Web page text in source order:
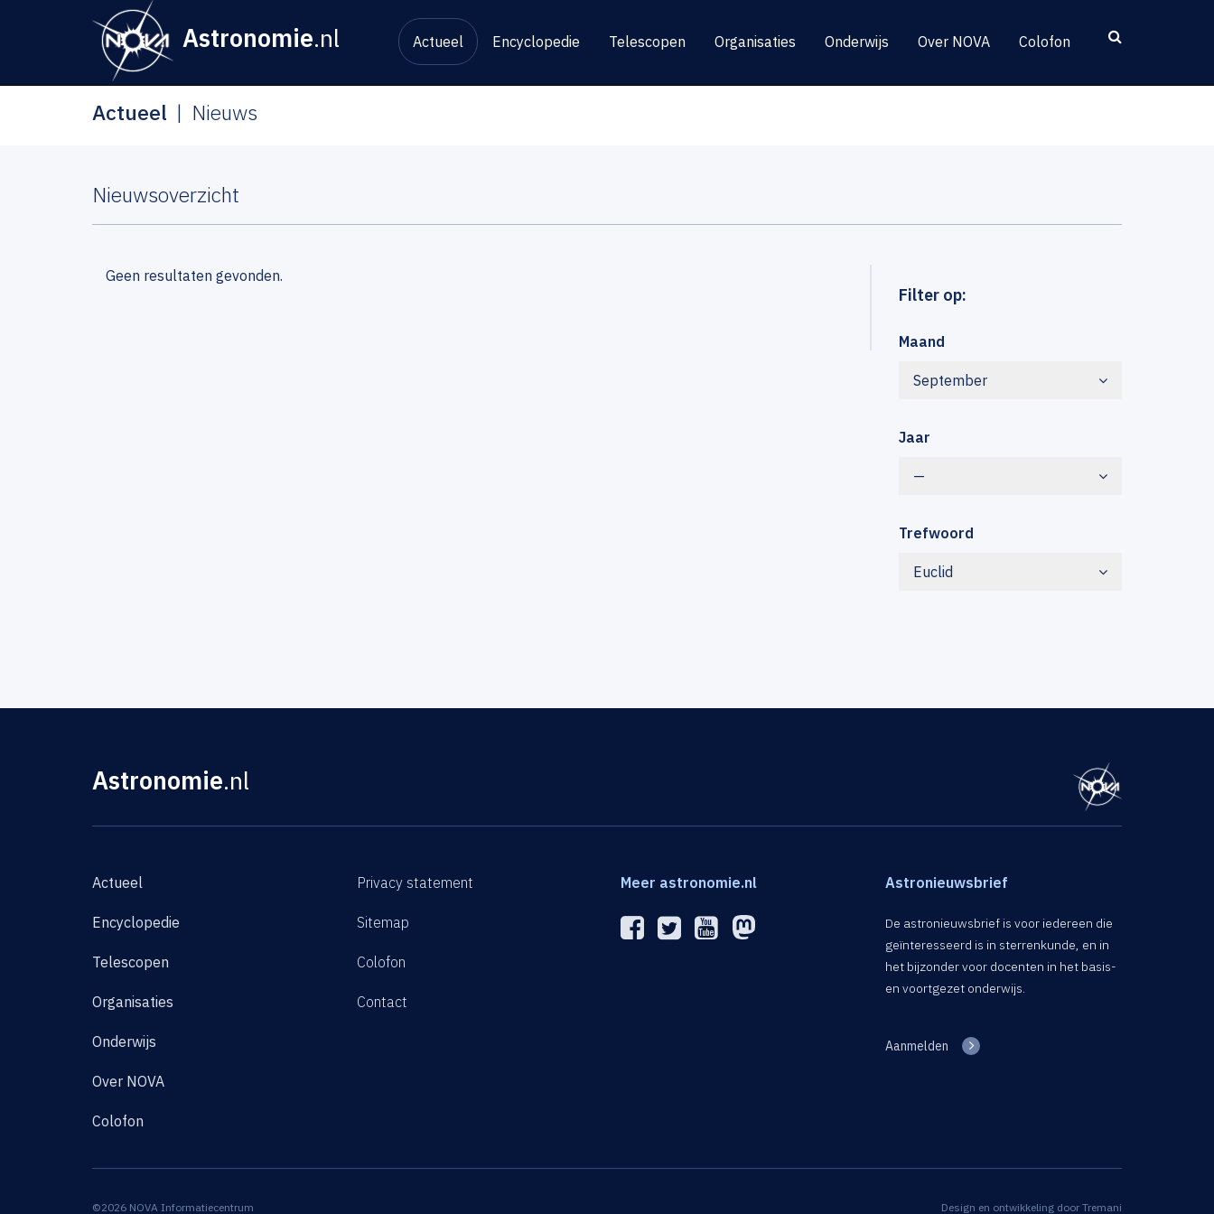
Astronomie.nl Actueel Encyclopedie Telescopen Organisaties Onderwijs Over NOVA Colofon
Actueel Nieuws
Nieuwsoverzicht
Filter op:
Maand
September
Jaar
—
Trefwoord
Euclid
Geen resultaten gevonden.
Astronomie.nl
Actueel
Encyclopedie
Telescopen
Organisaties
Onderwijs
Over NOVA
Colofon
Privacy statement
Sitemap
Colofon
Contact
Meer astronomie.nl Astronieuwsbrief
De astronieuwsbrief is voor iedereen die
geïnteresseerd is in sterrenkunde, en in
het bijzonder voor docenten in het basis-
en voortgezet onderwijs.
Aanmelden
©2026 NOVA Informatiecentrum Design en ontwikkeling door Tremani